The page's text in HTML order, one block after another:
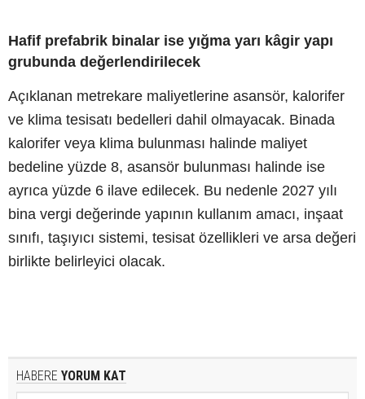
Hafif prefabrik binalar ise yığma yarı kâgir yapı
grubunda değerlendirilecek
Açıklanan metrekare maliyetlerine asansör, kalorifer
ve klima tesisatı bedelleri dahil olmayacak. Binada
kalorifer veya klima bulunması halinde maliyet
bedeline yüzde 8, asansör bulunması halinde ise
ayrıca yüzde 6 ilave edilecek. Bu nedenle 2027 yılı
bina vergi değerinde yapının kullanım amacı, inşaat
sınıfı, taşıyıcı sistemi, tesisat özellikleri ve arsa değeri
birlikte belirleyici olacak.
HABERE YORUM KAT